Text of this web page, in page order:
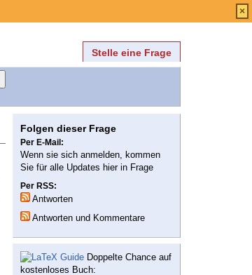
Stelle eine Frage
Folgen dieser Frage
Per E-Mail:
Wenn sie sich anmelden, kommen
Sie für alle Updates hier in Frage
Per RSS:
Antworten
Antworten und Kommentare
Doppelte Chance auf
kostenloses Buch:
×